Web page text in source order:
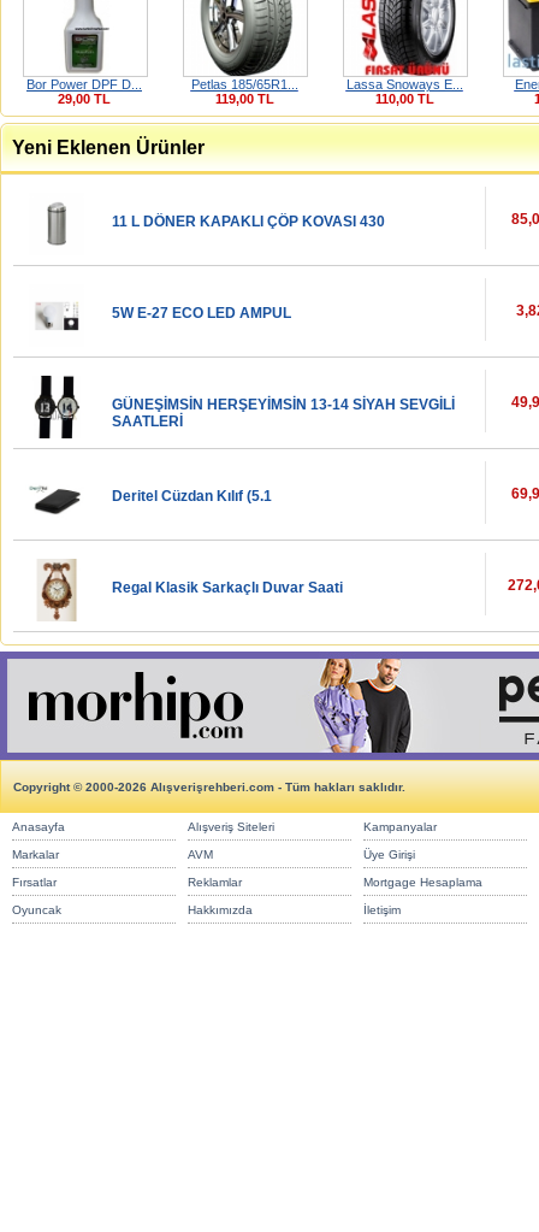
Bor Power DPF D...
29,00 TL
Petlas 185/65R1...
119,00 TL
Lassa Snoways E...
110,00 TL
Yeni Eklenen Ürünler
11 L DÖNER KAPAKLI ÇÖP KOVASI 430
5W E-27 ECO LED AMPUL
GÜNEŞİMSİN HERŞEYİMSİN 13-14 SİYAH SEVGİLİ
SAATLERİ
Deritel Cüzdan Kılıf (5.1
Regal Klasik Sarkaçlı Duvar Saati
Copyright © 2000-2026 Alışverişrehberi.com - Tüm hakları saklıdır.
Anasayfa Alışveriş Siteleri Kampanyalar
Markalar AVM Üye Girişi
Fırsatlar Reklamlar Mortgage Hesaplama
Oyuncak Hakkımızda İletişim